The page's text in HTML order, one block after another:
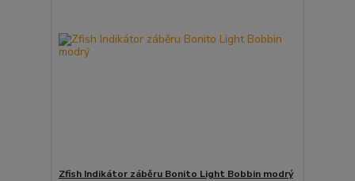
Zfish Indikátor záběru Bonito Light Bobbin modrý